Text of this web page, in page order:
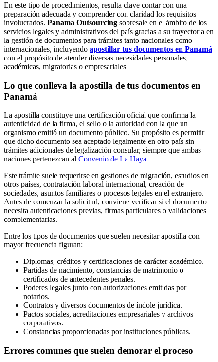
En este tipo de procedimientos, resulta clave contar con una
preparación adecuada y comprender con claridad los requisitos
involucrados. Panama Outsourcing sobresale en el ámbito de los
servicios legales y administrativos del país gracias a su trayectoria en
la gestión de documentos para trámites tanto nacionales como
internacionales, incluyendo apostillar tus documentos en Panamá
con el propósito de atender diversas necesidades personales,
académicas, migratorias o empresariales.
Lo que conlleva la apostilla de tus documentos en
Panamá
La apostilla constituye una certificación oficial que confirma la
autenticidad de la firma, el sello o la autoridad con la que un
organismo emitió un documento público. Su propósito es permitir
que dicho documento sea aceptado legalmente en otro país sin
trámites adicionales de legalización consular, siempre que ambas
naciones pertenezcan al Convenio de La Haya.
Este trámite suele requerirse en gestiones de migración, estudios en
otros países, contratación laboral internacional, creación de
sociedades, asuntos familiares o procesos legales en el extranjero.
Antes de comenzar la solicitud, conviene verificar si el documento
necesita autenticaciones previas, firmas particulares o validaciones
complementarias.
Entre los tipos de documentos que suelen necesitar apostilla con
mayor frecuencia figuran:
Diplomas, créditos y certificaciones de carácter académico.
Partidas de nacimiento, constancias de matrimonio o
certificados de antecedentes penales.
Poderes legales junto con autorizaciones emitidas por
notarios.
Contratos y diversos documentos de índole jurídica.
Pactos sociales, acreditaciones empresariales y archivos
corporativos.
Constancias proporcionadas por instituciones públicas.
Errores comunes que suelen demorar el proceso